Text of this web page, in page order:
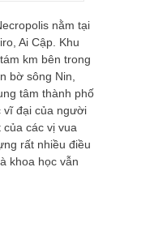
nằm tại
Ai Cập. Khu
km bên trong
bờ sông Nin,
tâm thành phố
vĩ đại của người
các vị vua
rất nhiều điều
khoa học vẫn